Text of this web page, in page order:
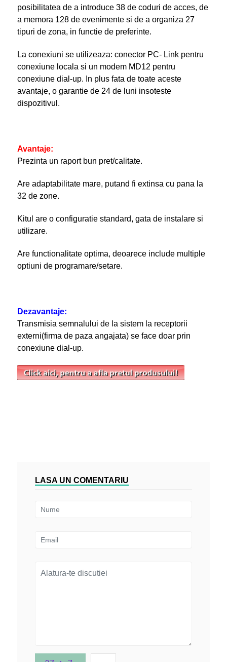
posibilitatea de a introduce 38 de coduri de acces, de
a memora 128 de evenimente si de a organiza 27
tipuri de zona, in functie de preferinte.
La conexiuni se utilizeaza: conector PC- Link pentru
conexiune locala si un modem MD12 pentru
conexiune dial-up. In plus fata de toate aceste
avantaje, o garantie de 24 de luni insoteste
dispozitivul.
Avantaje:
Prezinta un raport bun pret/calitate.
Are adaptabilitate mare, putand fi extinsa cu pana la
32 de zone.
Kitul are o configuratie standard, gata de instalare si
utilizare.
Are functionalitate optima, deoarece include multiple
optiuni de programare/setare.
Dezavantaje:
Transmisia semnalului de la sistem la receptorii
externi(firma de paza angajata) se face doar prin
conexiune dial-up.
LASA UN COMENTARIU